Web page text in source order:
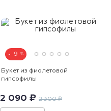
9
Букет из фиолетовой
гипсофилы
2 090 ₽ 2 300 ₽